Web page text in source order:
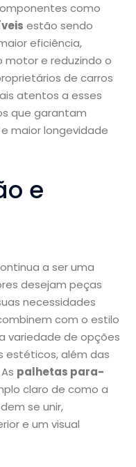
como
estão sendo
eficiência,
motor e reduzindo o
de carros
atentos a esses
que garantam
e maior longevidade
e
a ser uma
desejam peças
necessidades
com o estilo
variedade de opções
estéticos, além das
palhetas para-
claro de como a
se unir,
e um visual